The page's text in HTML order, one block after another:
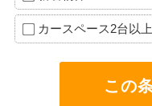
カースペース2台以上